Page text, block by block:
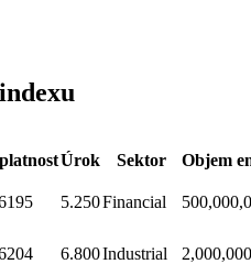
Úrok Sektor
Objem
5.250Financial
6.800Industrial